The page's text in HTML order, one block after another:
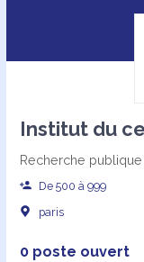
Institut du
Recherche publique
De 500 à 999
paris
0 poste ouvert